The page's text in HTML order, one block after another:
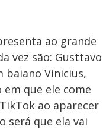
ao grande
vez são: Gusttavo
baiano Vinicius,
que ele come
ao aparecer
será que ela vai